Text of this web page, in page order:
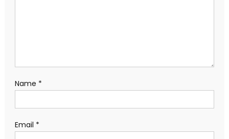
Name *
Email *